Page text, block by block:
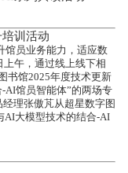
训活动
馆员业务能力，适应数
午，通过线上线下相
书馆2025年度技术更新
AI馆员智能体”的两场专
理张傲芃从超星数字图
AI大模型技术的结合-AI